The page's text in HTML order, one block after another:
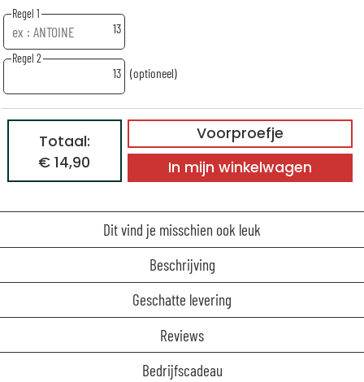
Regel 1
13
Regel 2
13 (optioneel)
Voorproefje
Totaal:
€ 14,90
In mijn winkelwagen
Dit vind je misschien ook leuk
Beschrijving
Geschatte levering
Reviews
Bedrijfscadeau